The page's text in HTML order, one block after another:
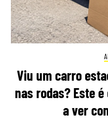
Viu um carro
nas rodas? Este
a ver